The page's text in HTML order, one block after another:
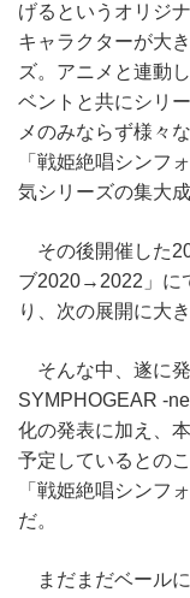
げるというオリジ
キャラクターが大
ズ。アニメと連動
ベントと共にシリ
メのみならず様々
「戦姫絶唱シンフ
気シリーズの集大
その後開催した
ブ2020→2022」に
り、次の展開に大
そんな中、遂に
SYMPHOGEAR -
化の発表に加え、
予定しているとの
「戦姫絶唱シンフ
だ。
まだまだベール